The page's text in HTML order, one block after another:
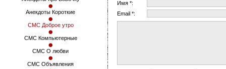
Анекдоты Короткие
СМС Доброе утро
СМС Компьютерные
СМС О любви
СМС Объявления
Имя *:
Email *: